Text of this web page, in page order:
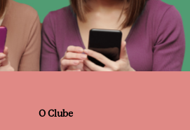
O Clube